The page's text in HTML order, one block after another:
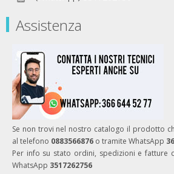
Assistenza
Se non trovi nel nostro catalogo il prodotto
al telefono 0883566876 o tramite WhatsApp
Per info su stato ordini, spedizioni e fatture
WhatsApp 3517262756